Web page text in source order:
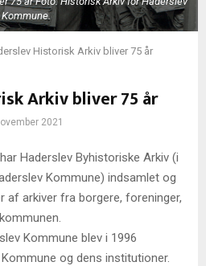
Kommune.
Historisk Arkiv bliver 75 år
Arkiv bliver 75 år
2021
Haderslev Byhistoriske Arkiv (i
Kommune) indsamlet og
af arkiver fra borgere, foreninger,
Kommune blev i 1996
og dens institutioner.